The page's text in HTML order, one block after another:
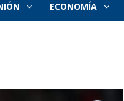
ECONOMÍA